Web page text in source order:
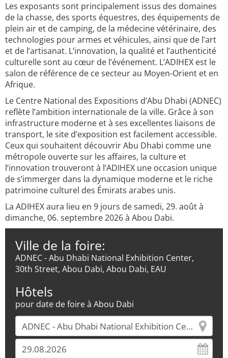
Les exposants sont principalement issus des domaines
de la chasse, des sports équestres, des équipements de
plein air et de camping, de la médecine vétérinaire, des
technologies pour armes et véhicules, ainsi que de l’art
et de l’artisanat. L’innovation, la qualité et l’authenticité
culturelle sont au cœur de l’événement. L’ADIHEX est le
salon de référence de ce secteur au Moyen-Orient et en
Afrique.
Le Centre National des Expositions d’Abu Dhabi (ADNEC)
reflète l’ambition internationale de la ville. Grâce à son
infrastructure moderne et à ses excellentes liaisons de
transport, le site d’exposition est facilement accessible.
Ceux qui souhaitent découvrir Abu Dhabi comme une
métropole ouverte sur les affaires, la culture et
l’innovation trouveront à l’ADIHEX une occasion unique
de s’immerger dans la dynamique moderne et le riche
patrimoine culturel des Émirats arabes unis.
La ADIHEX aura lieu en 9 jours de samedi, 29. août à
dimanche, 06. septembre 2026 à Abou Dabi.
Ville de la foire:
ADNEC - Abu Dhabi National Exhibition Center,
30th Street, Abou Dabi, Abou Dabi, EAU
Hôtels
pour date de foire à Abou Dabi